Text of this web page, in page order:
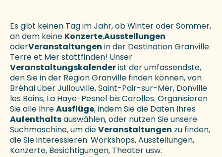
Es gibt keinen Tag im Jahr, ob Winter oder Sommer,
an dem keine Konzerte,Ausstellungen
oderVeranstaltungen in der Destination Granville
Terre et Mer stattfinden! Unser
Veranstaltungskalenderist der umfassendste,
den Sie in der Region Granville finden können, von
Bréhal über Jullouville, Saint-Pair-sur-Mer, Donville
les Bains, La Haye-Pesnel bis Carolles. Organisieren
Sie alle IhreAusflüge, indem Sie die Daten Ihres
Aufenthaltsauswählen, oder nutzen Sie unsere
Suchmaschine, um dieVeranstaltungen zu finden,
die Sie interessieren: Workshops, Ausstellungen,
Konzerte, Besichtigungen, Theater usw.